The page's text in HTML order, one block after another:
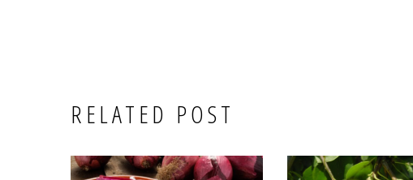
RELATED POST